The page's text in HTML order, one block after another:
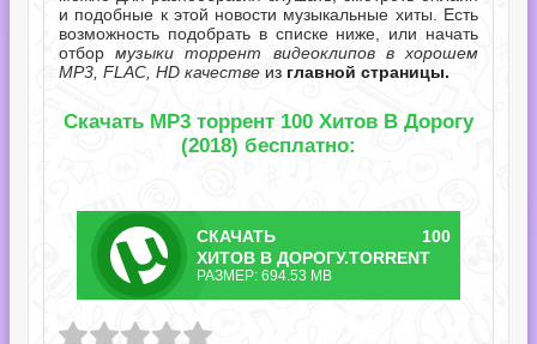
и подобные к этой новости музыкальные хиты. Есть
возможность подобрать в списке ниже, или начать
отбормузыки торрент видеоклипов в хорошем
MP3, FLAC, HD качестве из главной страницы.
Скачать MP3 торрент 100 Хитов В Дорогу
(2018) бесплатно:
СКАЧАТЬ
ТОРРЕНТ
100
ХИТОВ В ДОРОГУ.TORRENT
РАЗМЕР: 694.53 MB